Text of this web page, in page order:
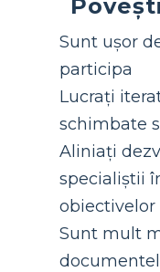
Sunt ușor
participa
Lucrați
schimbate
Aliniați
specialiștii
Sunt mult